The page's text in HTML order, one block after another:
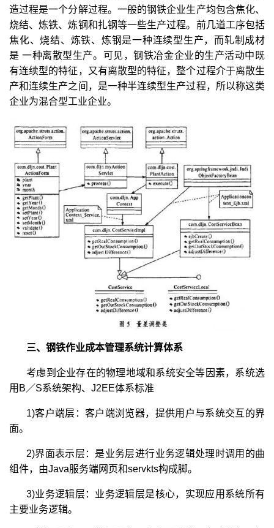
造过程是一个分解过程。一般的钢铁企业生产均包含焦化、
烧结、炼铁、炼钢和扎钢等一些生产过程。前几道工序包括
焦化、烧结、炼铁、炼钢是一种连续型生产，而轧制成材
是 一种离散型生产。可见，钢铁冶金企业的生产活动中既
有连续型的特征，又有离散型的特征，整个过程介于离散生
产和连续生产之间，是一种半连续型生产过程，所以称这类
企业为混合型工业企业。
三、钢铁作业成本管理系统计算体系
考虑到企业存在的物理地域和系统安全等因素，系统选
用B／S系统架构、J2EE体系标准
1)客户端层：客户端浏览器，提供用户与系统交互的界
面。
2)界面表示层：是业务层进行业务逻辑处理时调用的曲
组件，由Java服务端网页和servkts构成脚。
3)业务逻辑层：业务逻辑层是核心，实现应用系统所有
主要业务逻辑。